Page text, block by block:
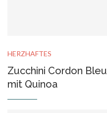
HERZHAFTES
Zucchini Cordon Bleu
mit Quinoa